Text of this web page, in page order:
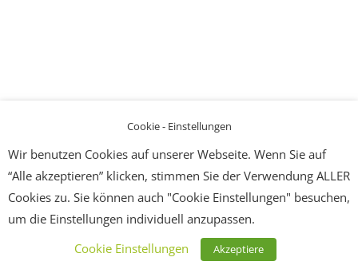
Cookie - Einstellungen
Wir benutzen Cookies auf unserer Webseite. Wenn Sie auf
“Alle akzeptieren” klicken, stimmen Sie der Verwendung ALLER
Cookies zu. Sie können auch "Cookie Einstellungen" besuchen,
um die Einstellungen individuell anzupassen.
Cookie Einstellungen
Akzeptiere